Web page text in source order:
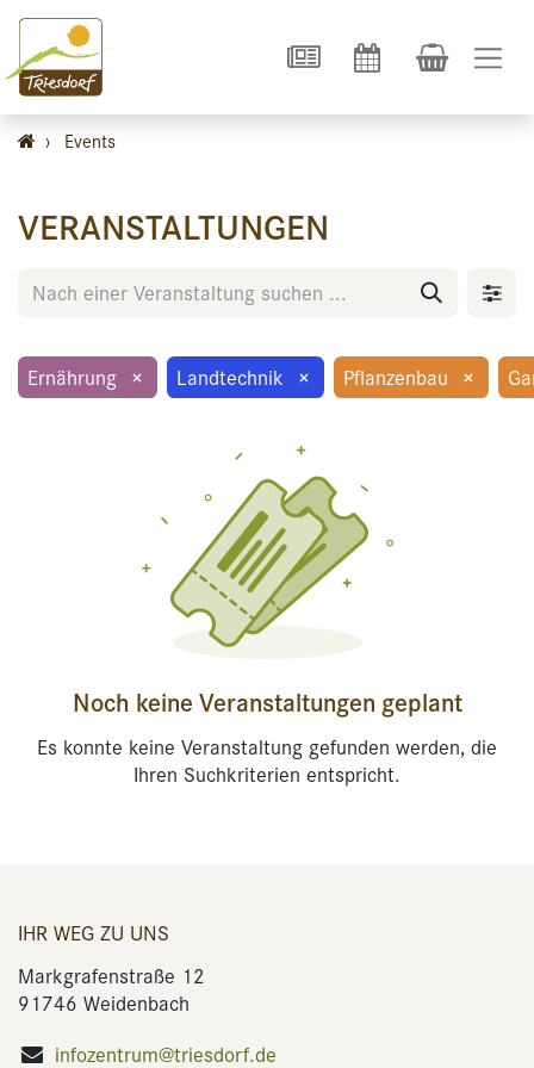
› Events
VERANSTALTUNGEN
Ernährung × Landtechnik × Pflanzenbau ×
Noch keine Veranstaltungen geplant
Es konnte keine Veranstaltung gefunden werden, die
Ihren Suchkriterien entspricht.
IHR WEG ZU UNS
Markgrafenstraße 12
91746 Weidenbach
infozentrum@triesdorf.de